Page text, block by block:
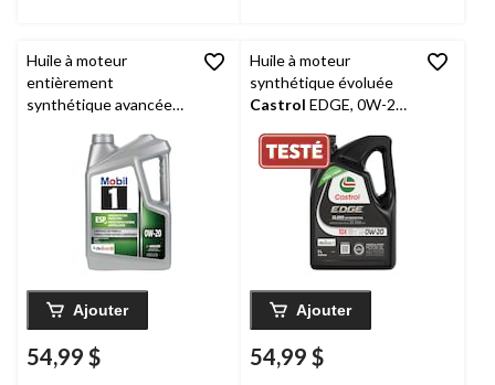
Huile à moteur
entièrement
synthétique avancée
Ajouter
54,99 $
Huile à moteur
synthétique évoluée
Castrol EDGE, 0W-20,
Ajouter
54,99 $